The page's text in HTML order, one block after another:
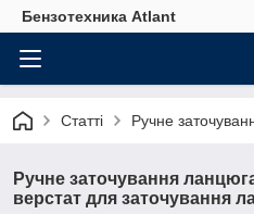
Бензотехника Atlant
Статті Ручне
Ручне заточування
верстат для заточування